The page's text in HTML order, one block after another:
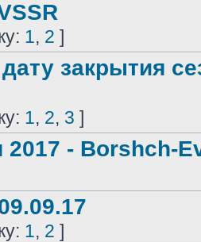
1, 2 ]
закрытия
1, 2, 3 ]
2017 - Borshch-
1, 2 ]